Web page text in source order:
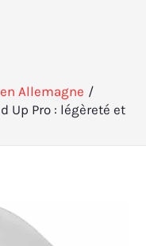
Allemagne
Up Pro : légèreté et